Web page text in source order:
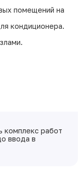
помещений на
кондиционера.
работ
ввода в